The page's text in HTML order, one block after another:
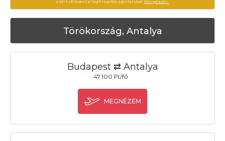
ezért célszerű a legfrissebb ajánlatokat böngészni.
Törökország, Antalya
Budapest ⇄ Antalya
47.100 Ft/fő
MEGNÉZEM